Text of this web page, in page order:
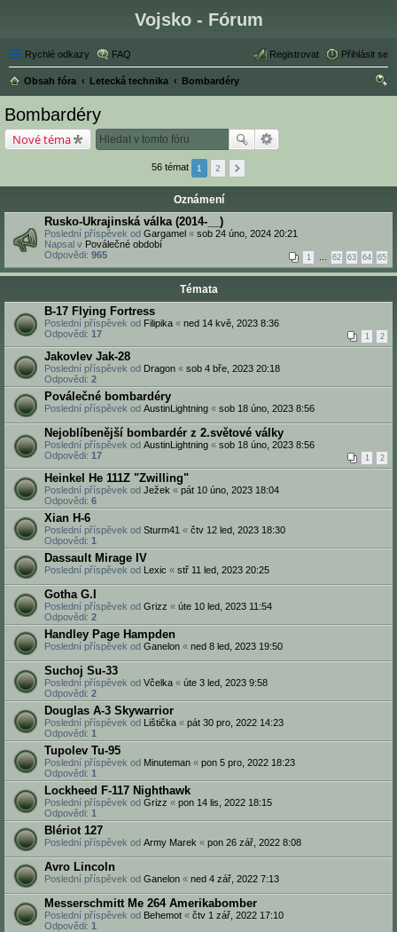
Vojsko - Fórum
Rychlé odkazy FAQ Přihlásit se
Registrovat
Obsah fóra Letecká technika
Bombardéry
Bombardéry
Nové téma
56 témat 1 2
Oznámení
Rusko-Ukrajinská válka (2014-__)
Poslední příspěvek od Gargamel « sob 24 úno, 2024 20:21
Napsal v Poválečné období
Odpovědi: 965 1 … 62 63 64 65
Témata
B-17 Flying Fortress
Poslední příspěvek od Filipika « ned 14 kvě, 2023 8:36
Odpovědi: 17 1 2
Jakovlev Jak-28
Poslední příspěvek od Dragon « sob 4 bře, 2023 20:18
Odpovědi: 2
Poválečné bombardéry
Poslední příspěvek od AustinLightning « sob 18 úno, 2023 8:56
Nejoblíbenější bombardér z 2.světové války
Poslední příspěvek od AustinLightning « sob 18 úno, 2023 8:56
Odpovědi: 17 1 2
Heinkel He 111Z "Zwilling"
Poslední příspěvek od Ježek « pát 10 úno, 2023 18:04
Odpovědi: 6
Xian H-6
Poslední příspěvek od Sturm41 « čtv 12 led, 2023 18:30
Odpovědi: 1
Dassault Mirage IV
Poslední příspěvek od Lexic « stř 11 led, 2023 20:25
Gotha G.I
Poslední příspěvek od Grizz « úte 10 led, 2023 11:54
Odpovědi: 2
Handley Page Hampden
Poslední příspěvek od Ganelon « ned 8 led, 2023 19:50
Suchoj Su-33
Poslední příspěvek od Včelka « úte 3 led, 2023 9:58
Odpovědi: 2
Douglas A-3 Skywarrior
Poslední příspěvek od Lištička « pát 30 pro, 2022 14:23
Odpovědi: 1
Tupolev Tu-95
Poslední příspěvek od Minuteman « pon 5 pro, 2022 18:23
Odpovědi: 1
Lockheed F-117 Nighthawk
Poslední příspěvek od Grizz « pon 14 lis, 2022 18:15
Odpovědi: 1
Blériot 127
Poslední příspěvek od Army Marek « pon 26 zář, 2022 8:08
Avro Lincoln
Poslední příspěvek od Ganelon « ned 4 zář, 2022 7:13
Messerschmitt Me 264 Amerikabomber
Poslední příspěvek od Behemot « čtv 1 zář, 2022 17:10
Odpovědi: 1